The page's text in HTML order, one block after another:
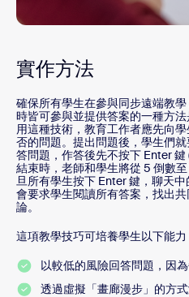
實作方法
確保所有學生在參與同步遠端教
時皆可參與並提供答案的一種方
用這種技術，教育工作者應先向
否的問題。提出問題後，學生們
答問題，作答後先不按下 Enter
結束時，老師和學生將從 5 倒數
旦所有學生按下 Enter 鍵，聊天
會要求學生閱讀所有答案，找出
論。
這項教學技巧可培養學生以下能力
以較低的風險回答問題，因
透過虛擬「畫廊漫步」的方